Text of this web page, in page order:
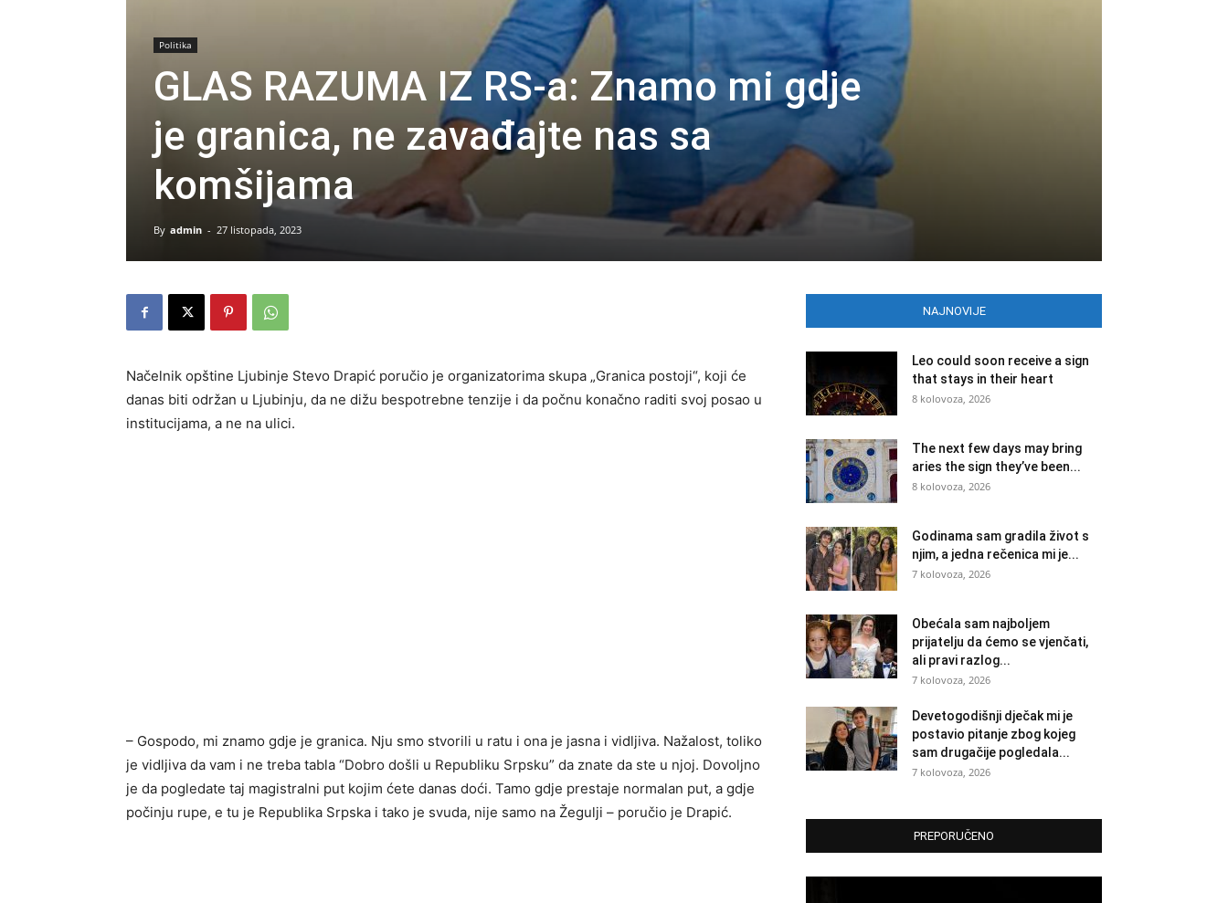
Politika
GLAS RAZUMA IZ RS-a: Znamo mi gdje
je granica, ne zavađajte nas sa
komšijama
By admin - 27 listopada, 2023
Načelnik opštine Ljubinje Stevo Drapić poručio je organizatorima skupa „Granica postoji“, koji će
danas biti održan u Ljubinju, da ne dižu bespotrebne tenzije i da počnu konačno raditi svoj posao u
institucijama, a ne na ulici.
– Gospodo, mi znamo gdje je granica. Nju smo stvorili u ratu i ona je jasna i vidljiva. Nažalost, toliko
je vidljiva da vam i ne treba tabla “Dobro došli u Republiku Srpsku” da znate da ste u njoj. Dovoljno
je da pogledate taj magistralni put kojim ćete danas doći. Tamo gdje prestaje normalan put, a gdje
počinju rupe, e tu je Republika Srpska i tako je svuda, nije samo na Žegulji – poručio je Drapić.
NAJNOVIJE
Leo could soon receive a sign
that stays in their heart
8 kolovoza, 2026
The next few days may bring
aries the sign they’ve been...
8 kolovoza, 2026
Godinama sam gradila život s
njim, a jedna rečenica mi je...
7 kolovoza, 2026
Obećala sam najboljem
prijatelju da ćemo se vjenčati,
ali pravi razlog...
7 kolovoza, 2026
Devetogodišnji dječak mi je
postavio pitanje zbog kojeg
sam drugačije pogledala...
7 kolovoza, 2026
PREPORUČENO